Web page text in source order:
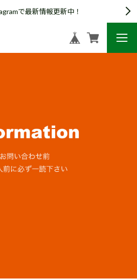
で最新情報更新中！